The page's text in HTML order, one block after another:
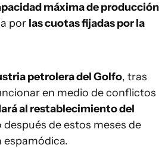
máxima de producción
por las cuotas fijadas por la
petrolera del Golfo, tras
en medio de conflictos
al restablecimiento del
después de estos meses de